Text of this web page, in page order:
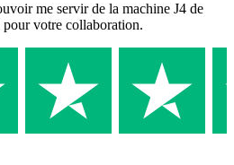
me servir de la machine J4 de
votre collaboration.